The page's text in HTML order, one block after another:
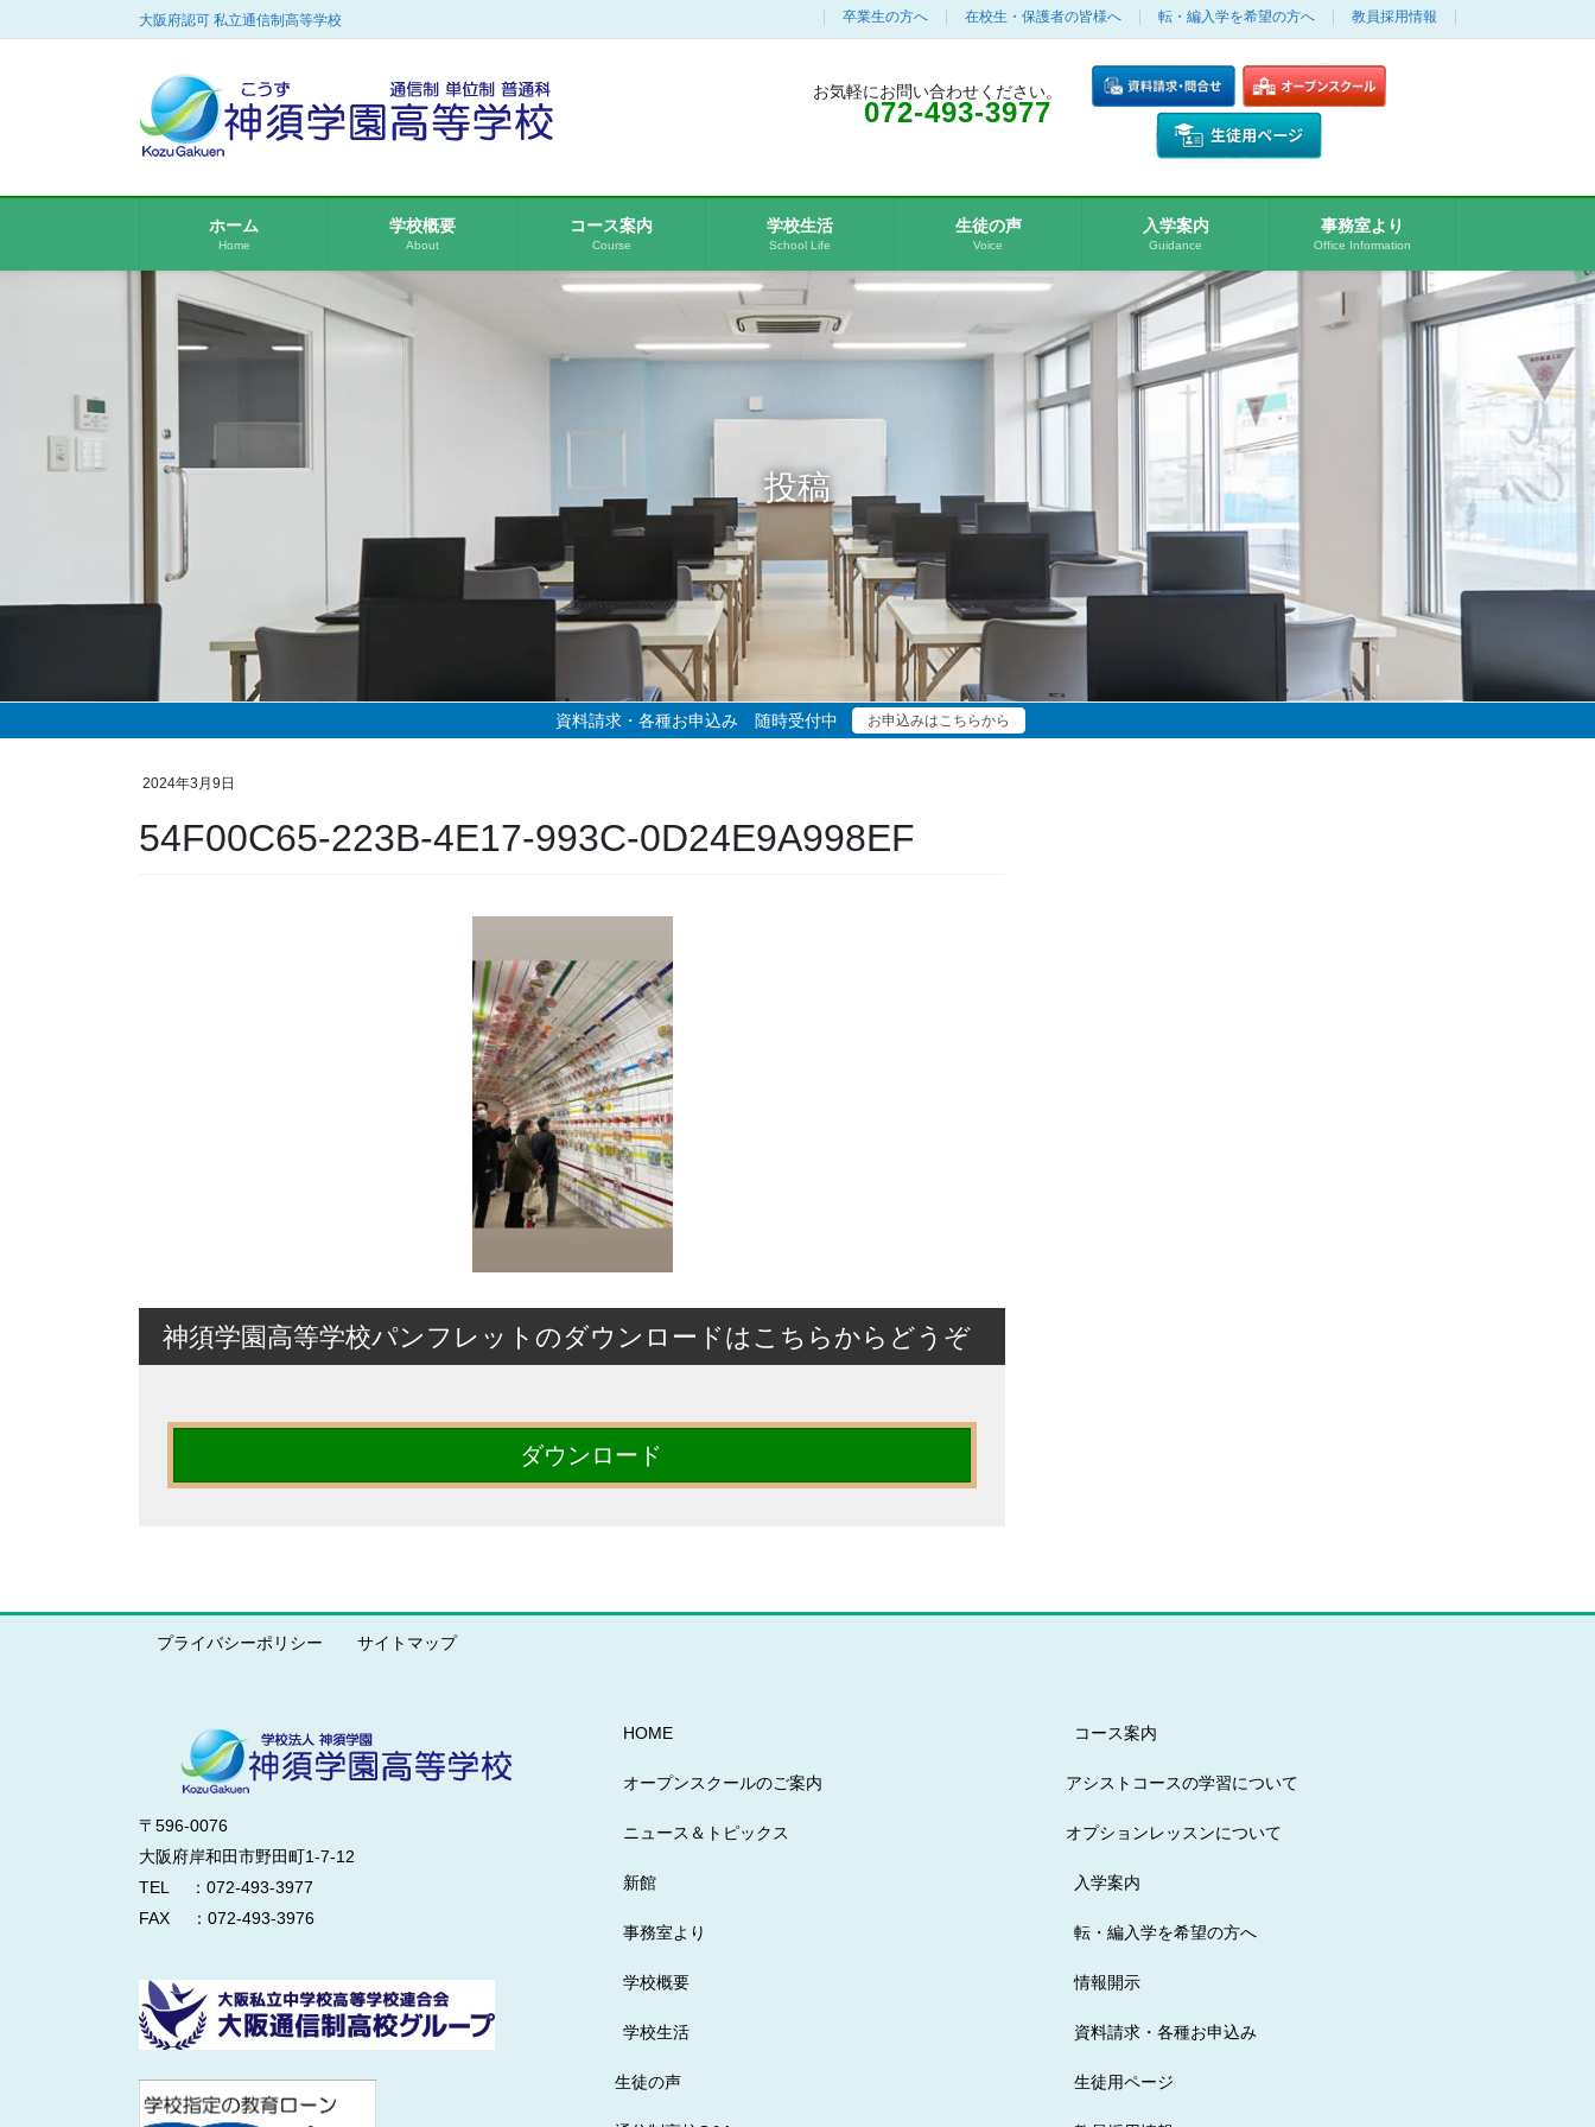
ン
ビ
動
大阪府認可 私立通信制高等学校 卒業生の方へ 在校生・保護者の皆様へ 転・編入学を希望の方へ 教員採用情報
お気軽にお問い合わせください。
072-493-3977
ホーム
Home
学校概要
About
コース案内
Course
学校生活
School Life
生徒の声
Voice
入学案内
Guidance
事務室より
Office Information
投稿
資料請求・各種お申込み 随時受付中 お申込みはこちらから
2024年3月9日
54F00C65-223B-4E17-993C-0D24E9A998EF
神須学園高等学校パンフレットのダウンロードはこちらからどうぞ
ダウンロード
プライバシーポリシー サイトマップ
〒596-0076
大阪府岸和田市野田町1-7-12
TEL ：072-493-3977
FAX ：072-493-3976
HOME
オープンスクールのご案内
ニュース＆トピックス
新館
事務室より
学校概要
学校生活
生徒の声
コース案内
アシストコースの学習について
オプションレッスンについて
入学案内
転・編入学を希望の方へ
情報開示
資料請求・各種お申込み
生徒用ページ